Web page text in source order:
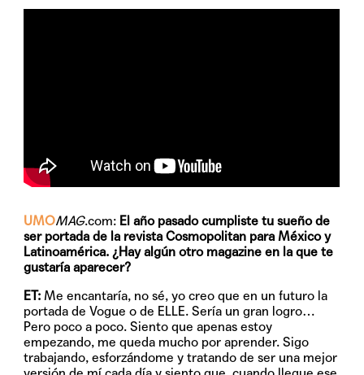
UMOMAG.com: El año pasado cumpliste tu sueño de
ser portada de la revista Cosmopolitan para México y
Latinoamérica. ¿Hay algún otro magazine en la que te
gustaría aparecer?
ET: Me encantaría, no sé, yo creo que en un futuro la
portada de Vogue o de ELLE. Sería un gran logro…
Pero poco a poco. Siento que apenas estoy
empezando, me queda mucho por aprender. Sigo
trabajando, esforzándome y tratando de ser una mejor